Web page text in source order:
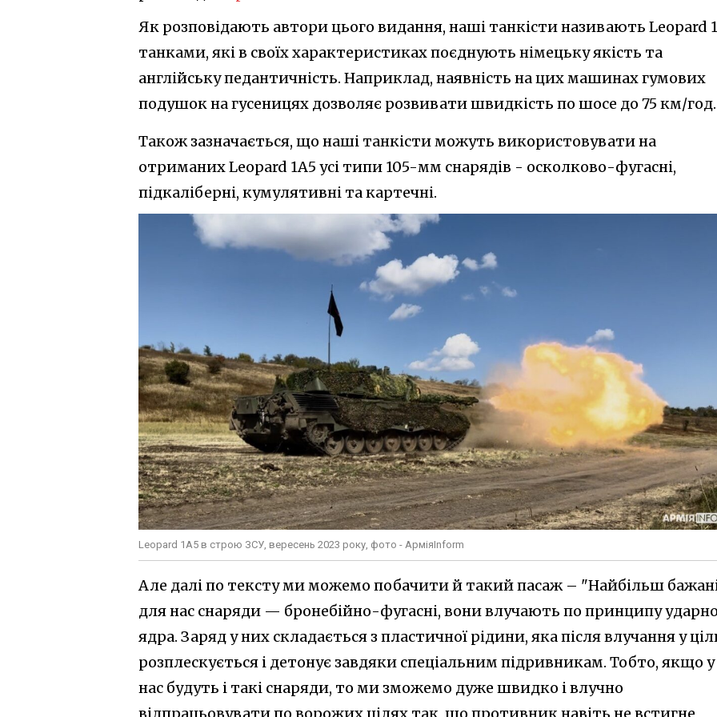
Як розповідають автори цього видання, наші танкісти називають Leopard
танками, які в своїх характеристиках поєднують німецьку якість та
англійську педантичність. Наприклад, наявність на цих машинах гумових
подушок на гусеницях дозволяє розвивати швидкість по шосе до 75 км/год.
Також зазначається, що наші танкісти можуть використовувати на
отриманих Leopard 1A5 усі типи 105-мм снарядів - осколково-фугасні,
підкаліберні, кумулятивні та картечні.
Leopard 1A5 в строю ЗСУ, вересень 2023 року, фото - АрміяInform
Але далі по тексту ми можемо побачити й такий пасаж – "Найбільш
для нас снаряди — бронебійно-фугасні, вони влучають по принципу
ядра. Заряд у них складається з пластичної рідини, яка після влучання у
розплескується і детонує завдяки спеціальним підривникам. Тобто, якщо у
нас будуть і такі снаряди, то ми зможемо дуже швидко і влучно
відпрацьовувати по ворожих цілях так, що противник навіть не встигне